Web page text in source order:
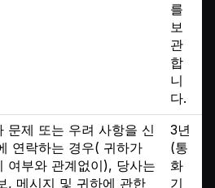
를
보
관
합
니
다.
문제 또는 우려 사항을 신
연락하는 경우( 귀하가
여부와 관계없이), 당사는
, 메시지 및 귀하에 관한
3년
(통
화
기